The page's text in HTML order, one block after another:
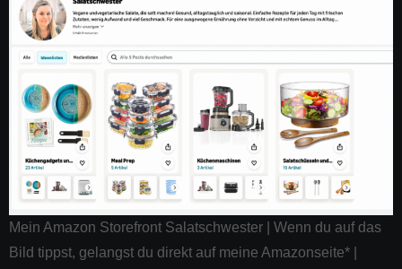
Mein Amazon Storefront Salatschwester | Wenn du auf das
Bild tippst, gelangst du direkt auf meine Amazonseite* |